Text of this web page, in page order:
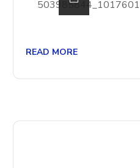
READ MORE